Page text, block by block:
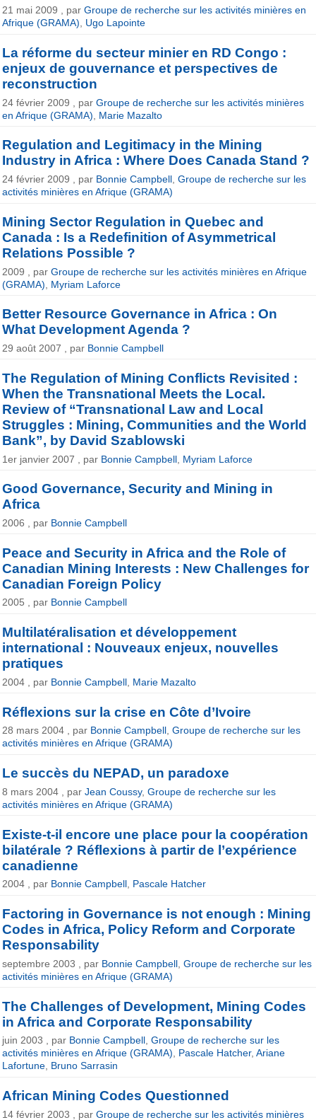
21 mai 2009 , parGroupe de recherche sur les activités minières en
Afrique (GRAMA), Ugo Lapointe
La réforme du secteur minier en RD Congo :
enjeux de gouvernance et perspectives de
reconstruction
24 février 2009 , parGroupe de recherche sur les activités minières
en Afrique (GRAMA)
Marie Mazalto
Regulation and Legitimacy in the Mining
Industry in Africa : Where Does Canada Stand ?
24 février 2009 , par Bonnie Campbell ,Groupe de recherche sur les
activités minières en Afrique (GRAMA)
Mining Sector Regulation in Quebec and
Canada : Is a Redefinition of Asymmetrical
Relations Possible ?
2009 , parGroupe de recherche sur les activités minières en Afrique
(GRAMA)
Myriam Laforce
Better Resource Governance in Africa : On
What Development Agenda ?
29 août 2007 , par Bonnie Campbell
The Regulation of Mining Conflicts Revisited :
When the Transnational Meets the Local.
Review of “Transnational Law and Local
Struggles : Mining, Communities and the World
Bank”, by David Szablowski
1er janvier 2007 , par Bonnie Campbell Myriam Laforce
Good Governance, Security and Mining in
Africa
2006 , par Bonnie Campbell
Peace and Security in Africa and the Role of
Canadian Mining Interests : New Challenges for
Canadian Foreign Policy
2005 , par Bonnie Campbell
Multilatéralisation et développement
international : Nouveaux enjeux, nouvelles
pratiques
2004 , par Bonnie Campbell Marie Mazalto
Réflexions sur la crise en Côte d’Ivoire
28 mars 2004 , par Bonnie Campbell,Groupe de recherche sur les
activités minières en Afrique (GRAMA)
Le succès du NEPAD, un paradoxe
8 mars 2004 , parJean Coussy,Groupe de recherche sur les
activités minières en Afrique (GRAMA)
Existe-t-il encore une place pour la coopération
bilatérale ? Réflexions à partir de l’expérience
canadienne
2004 , par Bonnie Campbell, Pascale Hatcher
Factoring in Governance is not enough : Mining
Codes in Africa, Policy Reform and Corporate
Responsability
septembre 2003 , par Bonnie Campbell ,Groupe de recherche sur les
activités minières en Afrique (GRAMA)
The Challenges of Development, Mining Codes
in Africa and Corporate Responsability
juin 2003 , par Bonnie Campbell,Groupe de recherche sur les
activités minières en Afrique (GRAMA), Pascale Hatcher,Ariane
Lafortune, Bruno Sarrasin
African Mining Codes Questionned
14 février 2003 , parGroupe de recherche sur les activités minières